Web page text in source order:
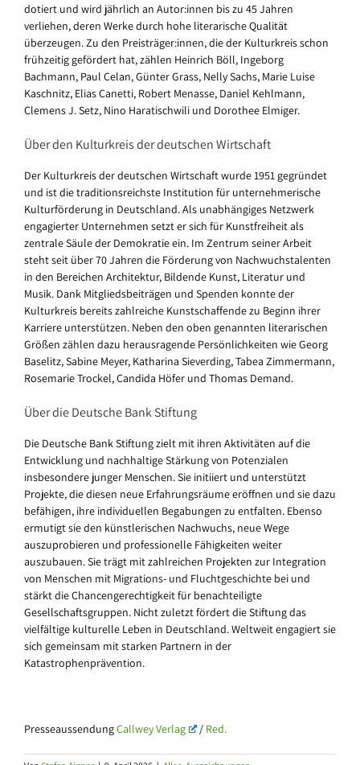
dotiert und wird jährlich an Autor:innen bis zu 45 Jahren
verliehen, deren Werke durch hohe literarische Qualität
überzeugen. Zu den Preisträger:innen, die der Kulturkreis schon
frühzeitig gefördert hat, zählen Heinrich Böll, Ingeborg
Bachmann, Paul Celan, Günter Grass, Nelly Sachs, Marie Luise
Kaschnitz, Elias Canetti, Robert Menasse, Daniel Kehlmann,
Clemens J. Setz, Nino Haratischwili und Dorothee Elmiger.
Über den Kulturkreis der deutschen Wirtschaft
Der Kulturkreis der deutschen Wirtschaft wurde 1951 gegründet
und ist die traditionsreichste Institution für unternehmerische
Kulturförderung in Deutschland. Als unabhängiges Netzwerk
engagierter Unternehmen setzt er sich für Kunstfreiheit als
zentrale Säule der Demokratie ein. Im Zentrum seiner Arbeit
steht seit über 70 Jahren die Förderung von Nachwuchstalenten
in den Bereichen Architektur, Bildende Kunst, Literatur und
Musik. Dank Mitgliedsbeiträgen und Spenden konnte der
Kulturkreis bereits zahlreiche Kunstschaffende zu Beginn ihrer
Karriere unterstützen. Neben den oben genannten literarischen
Größen zählen dazu herausragende Persönlichkeiten wie Georg
Baselitz, Sabine Meyer, Katharina Sieverding, Tabea Zimmermann,
Rosemarie Trockel, Candida Höfer und Thomas Demand.
Über die Deutsche Bank Stiftung
Die Deutsche Bank Stiftung zielt mit ihren Aktivitäten auf die
Entwicklung und nachhaltige Stärkung von Potenzialen
insbesondere junger Menschen. Sie initiiert und unterstützt
Projekte, die diesen neue Erfahrungsräume eröffnen und sie dazu
befähigen, ihre individuellen Begabungen zu entfalten. Ebenso
ermutigt sie den künstlerischen Nachwuchs, neue Wege
auszuprobieren und professionelle Fähigkeiten weiter
auszubauen. Sie trägt mit zahlreichen Projekten zur Integration
von Menschen mit Migrations- und Fluchtgeschichte bei und
stärkt die Chancengerechtigkeit für benachteiligte
Gesellschaftsgruppen. Nicht zuletzt fördert die Stiftung das
vielfältige kulturelle Leben in Deutschland. Weltweit engagiert sie
sich gemeinsam mit starken Partnern in der
Katastrophenprävention.
PresseaussendungCallwey Verlag / Red.